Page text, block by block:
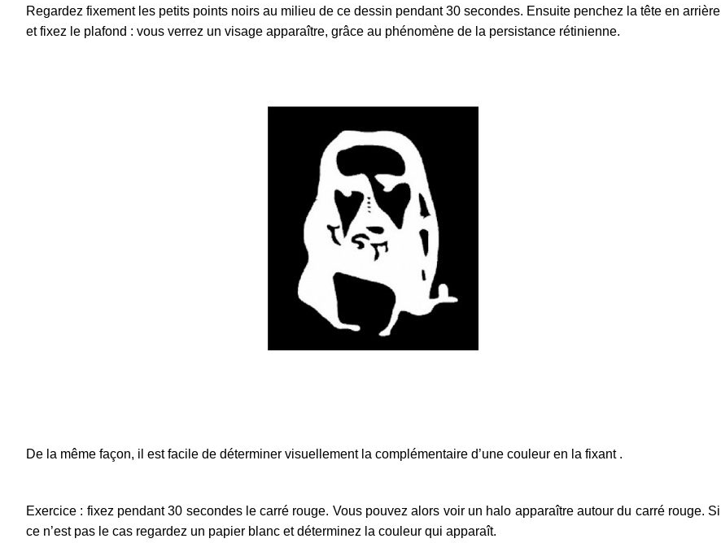
Regardez fixement les petits points noirs au milieu de ce dessin pendant 30 secondes. Ensuite penchez la tête en arrière
et fixez le plafond : vous verrez un visage apparaître, grâce au phénomène de la persistance rétinienne.
De la même façon, il est facile de déterminer visuellement la complémentaire d’une couleur en la fixant .
Exercice : fixez pendant 30 secondes le carré rouge. Vous pouvez alors voir un halo apparaître autour du carré rouge. Si
ce n’est pas le cas regardez un papier blanc et déterminez la couleur qui apparaît.